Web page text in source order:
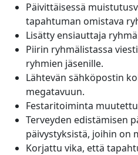
Päivittäisessä
tapahtuman omistava
Lisätty ensiauttaja
Piirin ryhmälistassa
ryhmien jäsenille.
Lähtevän sähköpostin
megatavuun.
Festaritoiminta
Terveyden edistämisen
päivystyksistä, joihin on
Korjattu vika, että